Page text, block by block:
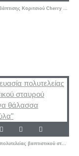
Μαρτυρικά Βάπτισης Κοριτσιού Cherry – Ροζ & Μπεζ Βραχιόλια με Δερμάτινο Κορδόνι και Μεταλλικό Σταυρό
Συσκευασία πολυτελείας βαπτιστικού σταυρού "Γοργόνα θάλασσα Σταυρούλα"